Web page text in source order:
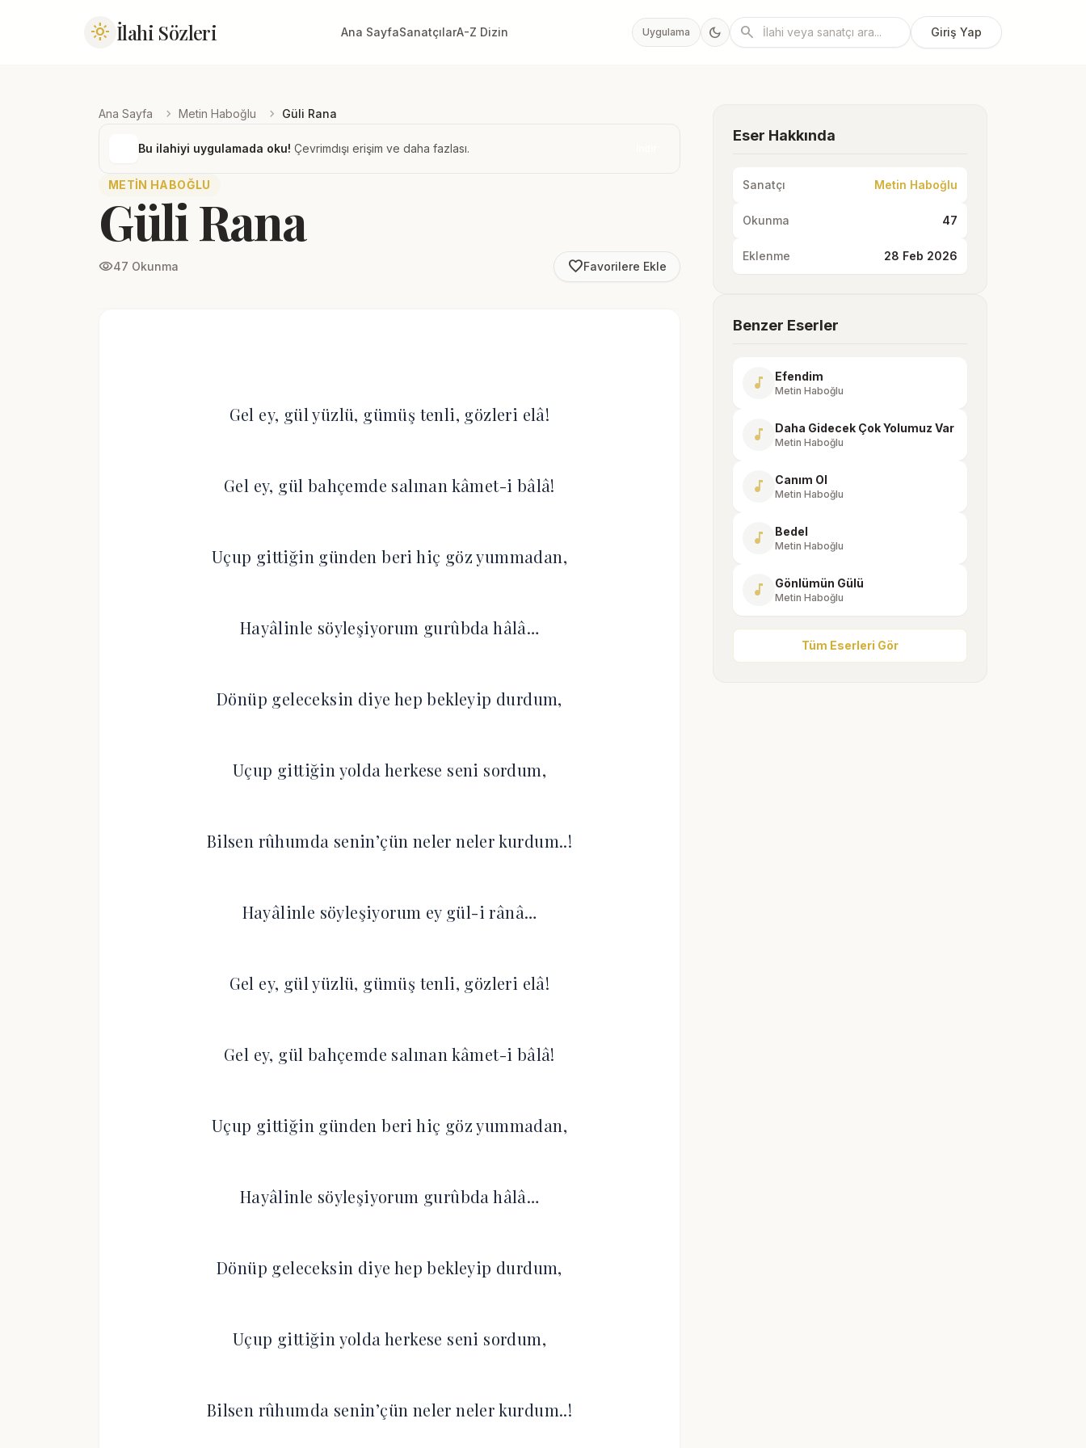
light_mode İlahi Sözleri Ana SayfaSanatçılarA-Z Dizin Uygulama dark_mode search Giriş Yap
Ana Sayfa chevron_right Metin Haboğlu chevron_right Güli Rana
Bu ilahiyi uygulamada oku! Çevrimdışı erişim ve daha fazlası.
METIN HABOĞLU
Güli Rana
visibility47 Okunma favorite_borderFavorilere Ekle
Gel ey, gül yüzlü, gümüş tenli, gözleri elâ!
Gel ey, gül bahçemde salınan kâmet-i bâlâ!
Uçup gittiğin günden beri hiç göz yummadan,
Hayâlinle söyleşiyorum gurûbda hâlâ…
Dönüp geleceksin diye hep bekleyip durdum,
Uçup gittiğin yolda herkese seni sordum,
Bilsen rûhumda senin’çün neler neler kurdum..!
Hayâlinle söyleşiyorum ey gül-i rânâ…
Gel ey, gül yüzlü, gümüş tenli, gözleri elâ!
Gel ey, gül bahçemde salınan kâmet-i bâlâ!
Uçup gittiğin günden beri hiç göz yummadan,
Hayâlinle söyleşiyorum gurûbda hâlâ…
Dönüp geleceksin diye hep bekleyip durdum,
Uçup gittiğin yolda herkese seni sordum,
Bilsen rûhumda senin’çün neler neler kurdum..!
Eser Hakkında
Sanatçı Metin Haboğlu
Okunma 47
Eklenme 28 Feb 2026
Benzer Eserler
music_note Efendim
Metin Haboğlu
music_note Daha Gidecek Çok Yolumuz Var
Metin Haboğlu
music_note Canım Ol
Metin Haboğlu
music_note Bedel
Metin Haboğlu
music_note Gönlümün Gülü
Metin Haboğlu
Tüm Eserleri Gör